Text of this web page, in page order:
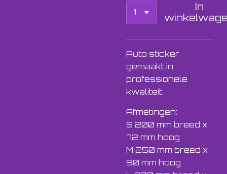
In
Auto sticker
gemaakt in
professionele
kwaliteit.
Afmetingen:
S 200 mm breed x
72 mm hoog
M 250 mm breed x
90 mm hoog